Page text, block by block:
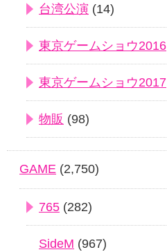
台湾公演 (14)
東京ゲームショウ2016
東京ゲームショウ2017
物販 (98)
GAME (2,750)
765 (282)
SideM (967)